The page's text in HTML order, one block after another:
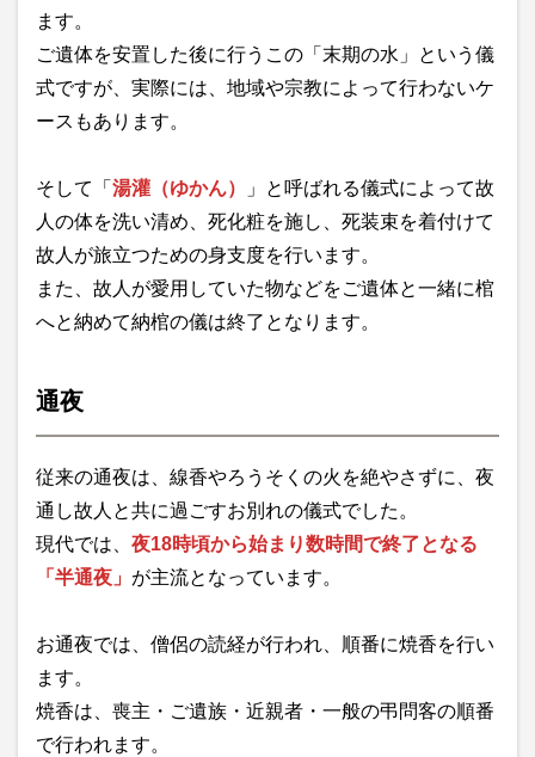
ます。
ご遺体を安置した後に行うこの「末期の水」という儀
式ですが、実際には、地域や宗教によって行わないケ
ースもあります。
そして「 湯灌（ゆかん）
」と呼ばれる儀式によって故
人の体を洗い清め、死化粧を施し、死装束を着付けて
故人が旅立つための身支度を行います。
また、故人が愛用していた物などをご遺体と一緒に棺
へと納めて納棺の儀は終了となります。
通夜
従来の通夜は、線香やろうそくの火を絶やさずに、夜
通し故人と共に過ごすお別れの儀式でした。
現代では、 夜18時頃から始まり数時間で終了となる
「半通夜」 が主流となっています。
お通夜では、僧侶の読経が行われ、順番に焼香を行い
ます。
焼香は、喪主・ご遺族・近親者・一般の弔問客の順番
で行われます。